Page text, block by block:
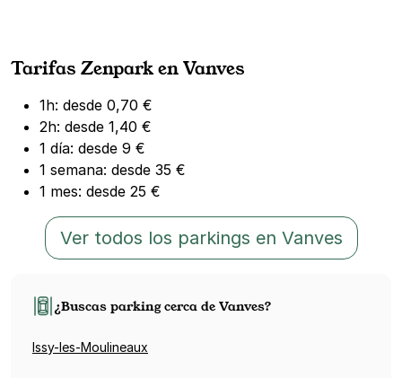
Tarifas Zenpark en Vanves
1h: desde 0,70 €
2h: desde 1,40 €
1 día: desde 9 €
1 semana: desde 35 €
1 mes: desde 25 €
Ver todos los parkings en Vanves
¿Buscas parking cerca de Vanves?
Issy-les-Moulineaux